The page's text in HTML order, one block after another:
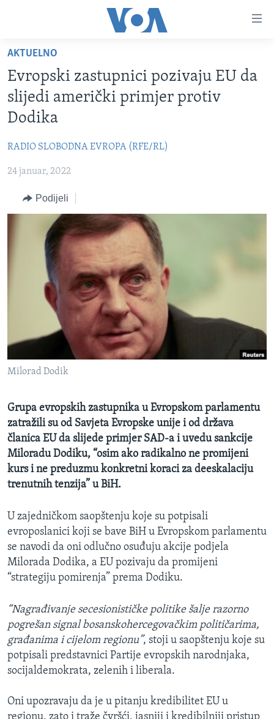
glavni
sadržaj
Pređi
na
glavnu
Idi
na
pretragu
TV PROGRAM
VIDEO
FOTOGRAFIJE DANA
SJEDINJENE AMERIČKE DRŽAVE
BOSNA I HERCEGOVINA
SVIJET
NAUKA I TEHNOLOGIJA
SPECIJALNI PROJEKTI
KORUPCIJA
SLOBODA MEDIJA
ŽENSKA STRANA
IZBJEGLIČKA STRANA
MAGAZIN
O GLASU AMERIKE
Learning English
PRATITE NAS
Jezici
AKTUELNO
Evropski zastupnici pozivaju EU da
slijedi američki primjer protiv
Dodika
RADIO SLOBODNA EVROPA (RFE/RL)
24 januar, 2022
Podijeli
Milorad Dodik
Grupa evropskih zastupnika u Evropskom parlamentu
zatražili su od Savjeta Evropske unije i od država
članica EU da slijede primjer SAD-a i uvedu sankcije
Miloradu Dodiku, “osim ako radikalno ne promijeni
kurs i ne preduzmu konkretni koraci za deeskalaciju
trenutnih tenzija” u BiH.
U zajedničkom saopštenju koje su potpisali
evroposlanici koji se bave BiH u Evropskom parlamentu
se navodi da oni odlučno osuđuju akcije podjela
Milorada Dodika, a EU pozivaju da promijeni
“strategiju pomirenja” prema Dodiku.
“Nagrađivanje secesionističke politike šalje razorno
pogrešan signal bosanskohercegovačkim političarima,
građanima i cijelom regionu”, stoji u saopštenju koje su
potpisali predstavnici Partije evropskih narodnjaka,
socijaldemokrata, zelenih i liberala.
Oni upozravaju da je u pitanju kredibilitet EU u